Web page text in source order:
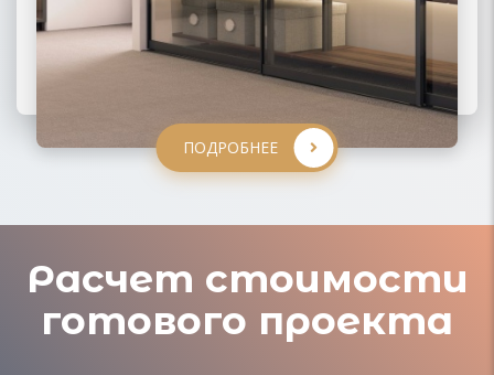
ПОДРОБНЕЕ
ПОДРОБНЕЕ
ПОДРОБНЕЕ
Расчет стоимости
готового проекта